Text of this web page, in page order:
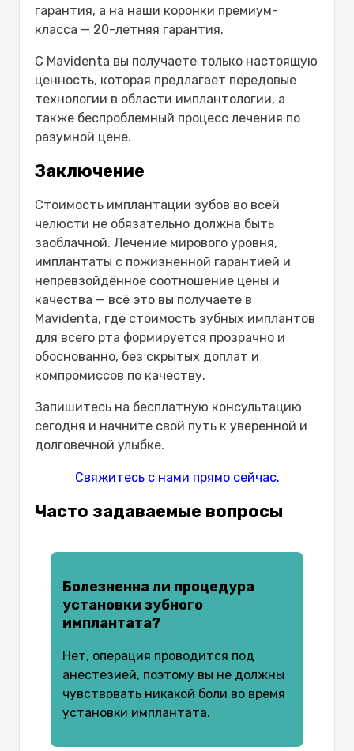
гарантия, а на наши коронки премиум-
класса — 20-летняя гарантия.
С Mavidenta вы получаете только настоящую
ценность, которая предлагает передовые
технологии в области имплантологии, а
также беспроблемный процесс лечения по
разумной цене.
Заключение
Стоимость имплантации зубов во всей
челюсти не обязательно должна быть
заоблачной. Лечение мирового уровня,
имплантаты с пожизненной гарантией и
непревзойдённое соотношение цены и
качества — всё это вы получаете в
Mavidenta, где стоимость зубных имплантов
для всего рта формируется прозрачно и
обоснованно, без скрытых доплат и
компромиссов по качеству.
Запишитесь на бесплатную консультацию
сегодня и начните свой путь к уверенной и
долговечной улыбке.
Свяжитесь с нами прямо сейчас.
Часто задаваемые вопросы
Болезненна ли процедура
установки зубного
имплантата?
Нет, операция проводится под
анестезией, поэтому вы не должны
чувствовать никакой боли во время
установки имплантата.